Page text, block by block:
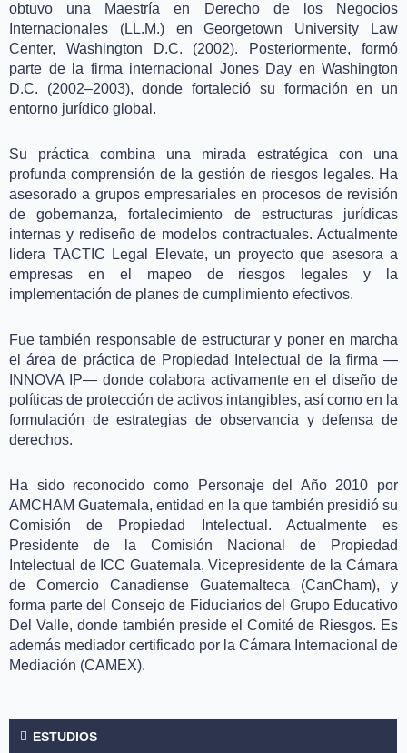
obtuvo una Maestría en Derecho de los Negocios
Internacionales (LL.M.) en Georgetown University Law
Center, Washington D.C. (2002). Posteriormente, formó
parte de la firma internacional Jones Day en Washington
D.C. (2002–2003), donde fortaleció su formación en un
entorno jurídico global.
Su práctica combina una mirada estratégica con una
profunda comprensión de la gestión de riesgos legales. Ha
asesorado a grupos empresariales en procesos de revisión
de gobernanza, fortalecimiento de estructuras jurídicas
internas y rediseño de modelos contractuales. Actualmente
lidera TACTIC Legal Elevate, un proyecto que asesora a
empresas en el mapeo de riesgos legales y la
implementación de planes de cumplimiento efectivos.
Fue también responsable de estructurar y poner en marcha
el área de práctica de Propiedad Intelectual de la firma —
INNOVA IP— donde colabora activamente en el diseño de
políticas de protección de activos intangibles, así como en la
formulación de estrategias de observancia y defensa de
derechos.
Ha sido reconocido como Personaje del Año 2010 por
AMCHAM Guatemala, entidad en la que también presidió su
Comisión de Propiedad Intelectual. Actualmente es
Presidente de la Comisión Nacional de Propiedad
Intelectual de ICC Guatemala, Vicepresidente de la Cámara
de Comercio Canadiense Guatemalteca (CanCham), y
forma parte del Consejo de Fiduciarios del Grupo Educativo
Del Valle, donde también preside el Comité de Riesgos. Es
además mediador certificado por la Cámara Internacional de
Mediación (CAMEX).
ESTUDIOS